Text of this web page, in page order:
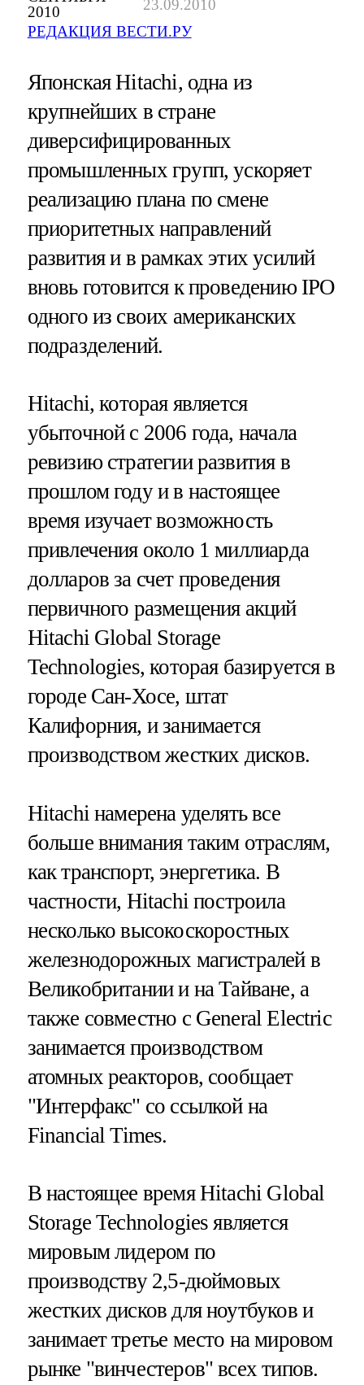
2010
23.09.2010
РЕДАКЦИЯ ВЕСТИ.РУ
Японская Hitachi, одна из
крупнейших в стране
диверсифицированных
промышленных групп, ускоряет
реализацию плана по смене
приоритетных направлений
развития и в рамках этих усилий
вновь готовится к проведению IPO
одного из своих американских
подразделений.
Hitachi, которая является
убыточной с 2006 года, начала
ревизию стратегии развития в
прошлом году и в настоящее
время изучает возможность
привлечения около 1 миллиарда
долларов за счет проведения
первичного размещения акций
Hitachi Global Storage
Technologies, которая базируется в
городе Сан-Хосе, штат
Калифорния, и занимается
производством жестких дисков.
Hitachi намерена уделять все
больше внимания таким отраслям,
как транспорт, энергетика. В
частности, Hitachi построила
несколько высокоскоростных
железнодорожных магистралей в
Великобритании и на Тайване, а
также совместно с General Electric
занимается производством
атомных реакторов, сообщает
"Интерфакс" со ссылкой на
Financial Times.
В настоящее время Hitachi Global
Storage Technologies является
мировым лидером по
производству 2,5-дюймовых
жестких дисков для ноутбуков и
занимает третье место на мировом
рынке "винчестеров" всех типов.